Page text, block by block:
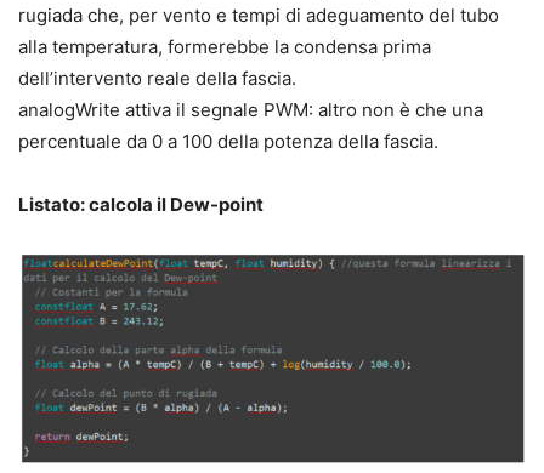
rugiada che, per vento e tempi di adeguamento del tubo
alla temperatura, formerebbe la condensa prima
dell’intervento reale della fascia.
analogWrite attiva il segnale PWM: altro non è che una
percentuale da 0 a 100 della potenza della fascia.
Listato: calcola il Dew-point